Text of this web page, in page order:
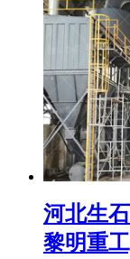
河北生
黎明重